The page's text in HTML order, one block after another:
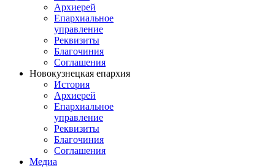
Архиерей
Епархиальное
управление
Реквизиты
Благочиния
Соглашения
Новокузнецкая епархия
История
Архиерей
Епархиальное
управление
Реквизиты
Благочиния
Соглашения
Медиа